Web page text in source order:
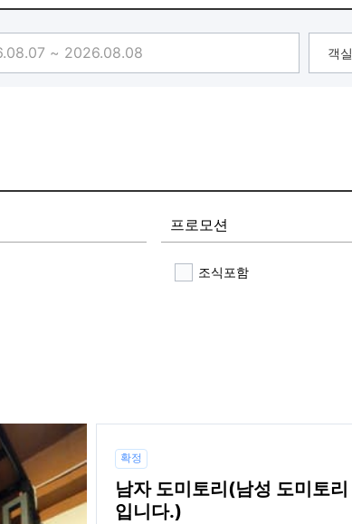
객실
프로모션
조식포함
확정
남자 도미토리(남성 도미토리
입니다.)